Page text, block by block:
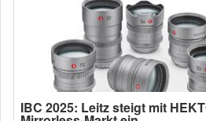
IBC 2025: Leitz steigt mit